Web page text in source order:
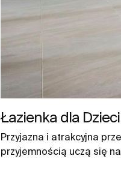
Łazienka dla Dzieci
Przyjazna i atrakcyjna
przyjemnością uczą się